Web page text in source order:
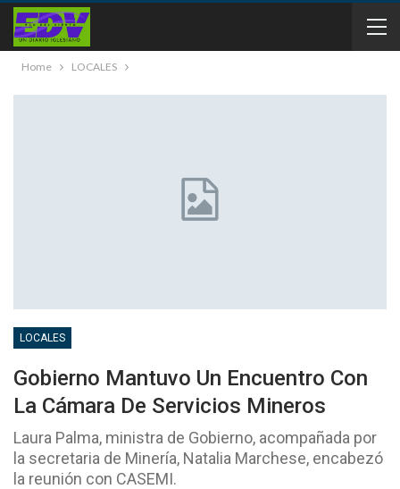
Home LOCALES
LOCALES
Gobierno Mantuvo Un Encuentro Con
La Cámara De Servicios Mineros
Laura Palma, ministra de Gobierno, acompañada por
la secretaria de Minería, Natalia Marchese, encabezó
la reunión con CASEMI.